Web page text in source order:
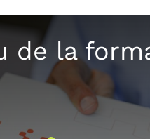
de la